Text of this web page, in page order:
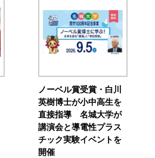
ノーベル賞受賞・白川
英樹博士が小中高生を
直接指導 名城大学が
講演会と導電性プラス
チック実験イベントを
開催